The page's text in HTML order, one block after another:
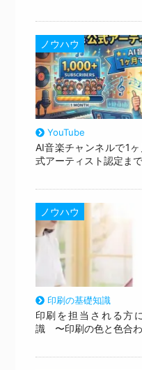
ノウハウ
YouTube
AI音楽チャンネルで1
式アーティスト認定ま
ノウハウ
印刷の基礎知識
印刷を担当される方
識 〜印刷の色と色合